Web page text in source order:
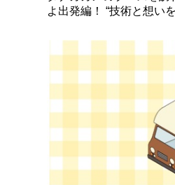
よ出発編！ “技術と想い